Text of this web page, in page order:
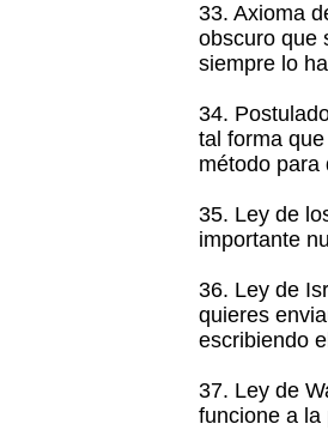
33. Axioma
obscuro que
siempre lo
34.
tal forma
método para
35. Ley de
importante
36. Ley de
quieres
escribiendo
37. Ley de
funcione a la